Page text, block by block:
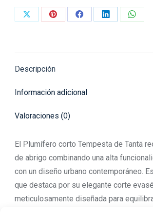
Share
Share
Share
Share
Share
Descripción
Información adicional
Valoraciones (0)
El Plumífero corto Tempesta de Tantä
de abrigo combinando una alta
con un diseño urbano contemporáneo.
que destaca por su elegante corte
meticulosamente diseñada para